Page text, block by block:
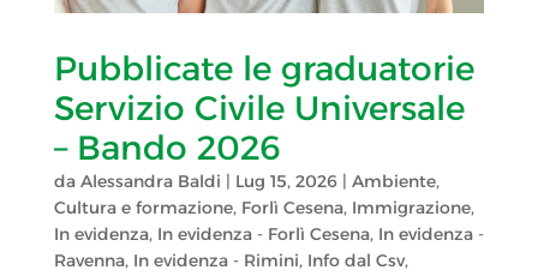
Pubblicate le graduatorie
Servizio Civile Universale
– Bando 2026
da Alessandra Baldi Lug 15, 2026| Ambiente,
Cultura e formazione, Forlì Cesena, Immigrazione,
In evidenza, In evidenza - Forlì Cesena, In evidenza -
Ravenna, In evidenza - Rimini, Info dal Csv,